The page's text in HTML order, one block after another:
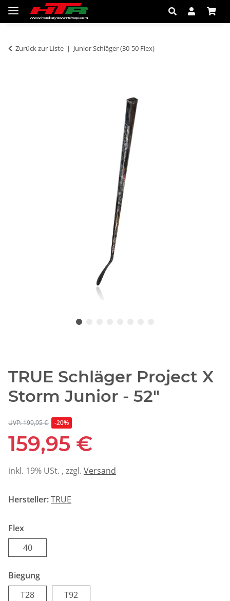
Zurück zur Liste Junior Schläger (30-50 Flex)
TRUE Schläger Project X
Storm Junior - 52"
UVP: 199,95 € -20%
159,95 €
inkl. 19% USt. , zzgl. Versand
Hersteller:TRUE
Flex
4040
Biegung
T28T28 T92